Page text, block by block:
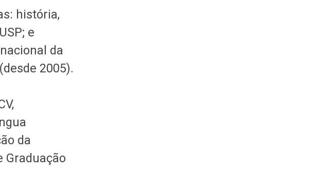
história,
e
da
2005).
da
Graduação